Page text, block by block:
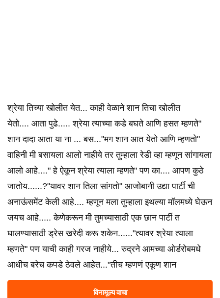
श्रेया तिच्या खोलीत येत... काही वेळाने शान तिचा खोलीत
येतो.... आता पुढे..... श्रेया त्याच्या कडे बघते आणि हसत म्हणते"
शान दादा आता या ना ... बस..."मग शान आत येतो आणि म्हणतो"
वाहिनी मी बसायला आलो नाहीये तर तुम्हाला रेडी व्हा म्हणून सांगायला
आलो आहे...." हे ऐकून श्रेया त्याला म्हणते" पण का.... आपण कुठे
जातोय......?"यावर शान तिला सांगतो" आजोबानी उद्या पार्टी ची
अनाऊंसमेंट केली आहे.... म्हणून मला तुम्हाला इथल्या मॉलमध्ये घेऊन
जयच आहे..... केणेकरून मी तुमच्यासाठी एक छान पार्टी त
घालण्यासाठी ड्रेस खरेदी करू शकेन......"त्यावर श्रेया त्याला
म्हणते" पण याची काही गरज नाहीये... रुद्रने आमच्या ओर्डरोबमधे
आधीच बरेच कपडे ठेवले आहेत..."तीच म्हणणं एकूण शान
विनामूल्य वाचा